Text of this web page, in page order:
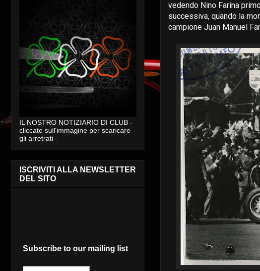
vedendo Nino Farina
successiva, quando la
campione Juan Manuel
IL NOSTRO NOTIZIARIO DI CLUB -
cliccate sull'immagine per scaricare
gli arretrati -
ISCRIVITI ALLA NEWSLETTER
DEL SITO
Subscribe to our mailing list